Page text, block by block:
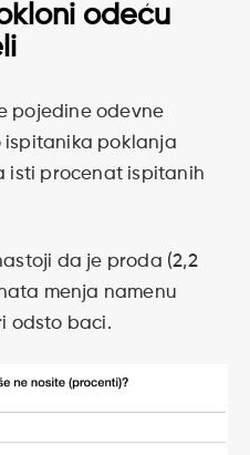
odeću
pojedine odevne
ispitanika poklanja
isti procenat ispitanih
da je proda (2,2
menja namenu
odsto baci.